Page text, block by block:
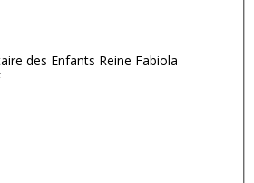
des Enfants Reine Fabiola